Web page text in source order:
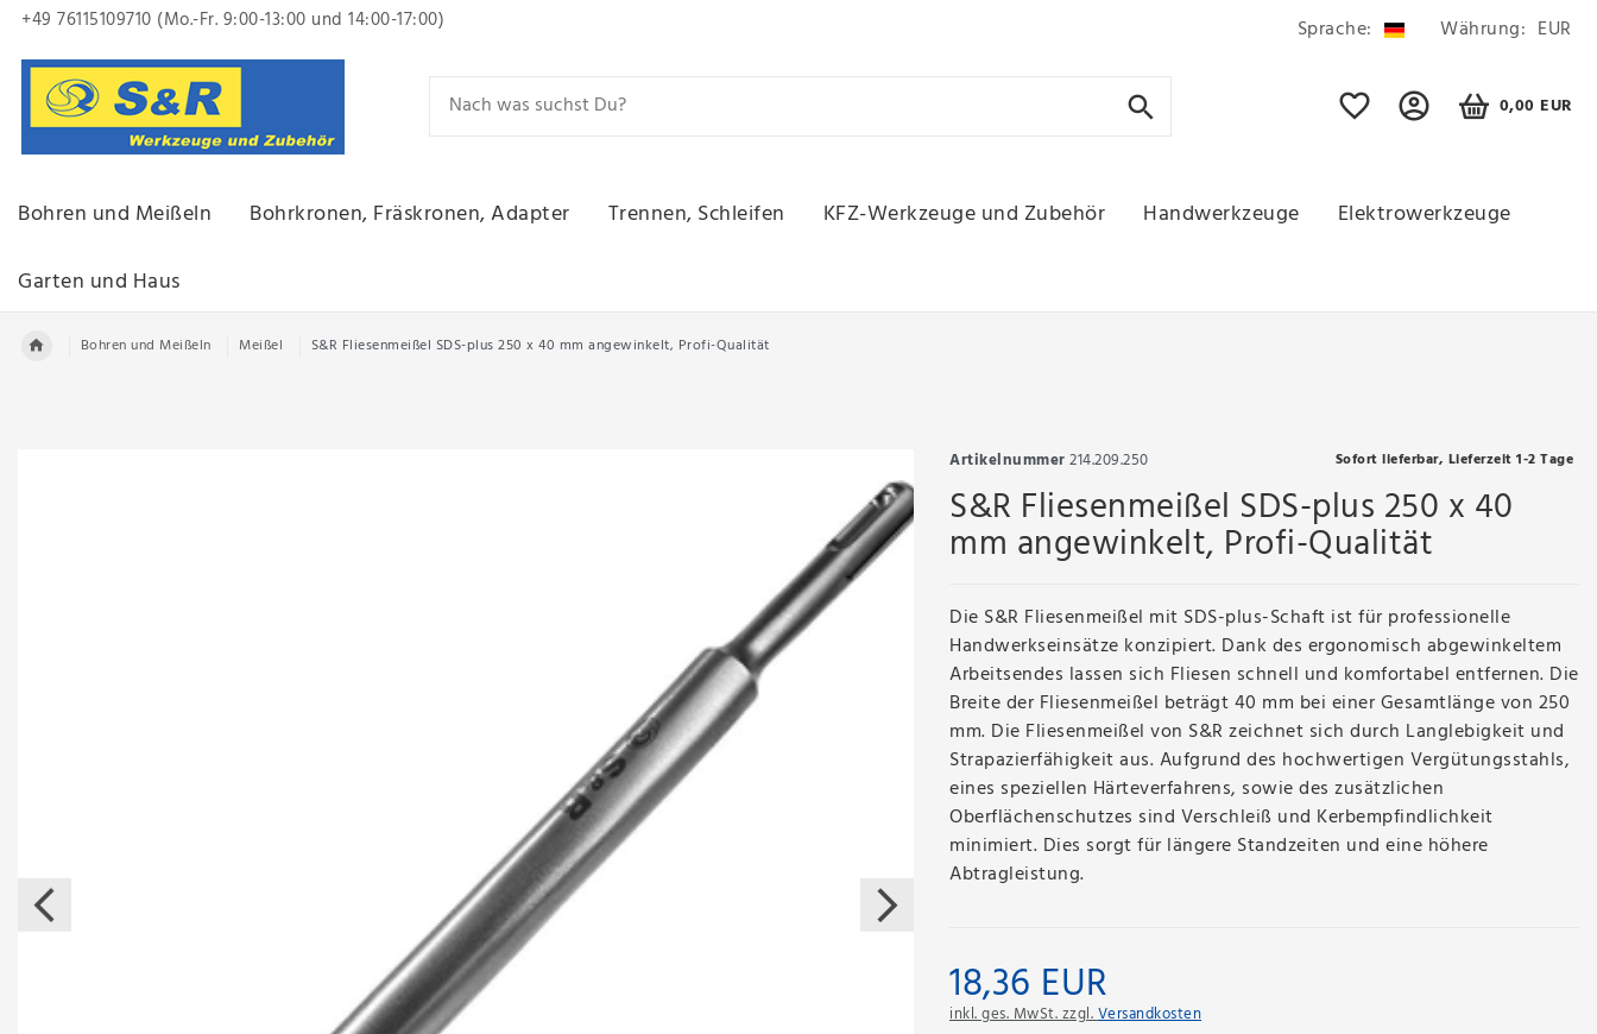
+49 76115109710 (Mo.-Fr. 9:00-13:00 und 14:00-17:00) Sprache: Währung: EUR
0,00 EUR
Bohren und Meißeln Bohrkronen, Fräskronen, Adapter Trennen, Schleifen KFZ-Werkzeuge und Zubehör Handwerkzeuge
Elektrowerkzeuge
Garten und Haus
Bohren und Meißeln Meißel S&R Fliesenmeißel SDS-plus 250 x 40 mm angewinkelt, Profi-Qualität
Artikelnummer214.209.250 Sofort lieferbar, Lieferzeit 1-2 Tage
S&R Fliesenmeißel SDS-plus 250 x 40
mm angewinkelt, Profi-Qualität
Die S&R Fliesenmeißel mit SDS-plus-Schaft ist für professionelle
Handwerkseinsätze konzipiert. Dank des ergonomisch abgewinkeltem
Arbeitsendes lassen sich Fliesen schnell und komfortabel entfernen. Die
Breite der Fliesenmeißel beträgt 40 mm bei einer Gesamtlänge von 250
mm. Die Fliesenmeißel von S&R zeichnet sich durch Langlebigkeit und
Strapazierfähigkeit aus. Aufgrund des hochwertigen Vergütungsstahls,
eines speziellen Härteverfahrens, sowie des zusätzlichen
Oberflächenschutzes sind Verschleiß und Kerbempfindlichkeit
minimiert. Dies sorgt für längere Standzeiten und eine höhere
Abtragleistung.
18,36 EUR
inkl. ges. MwSt. zzgl.Versandkosten